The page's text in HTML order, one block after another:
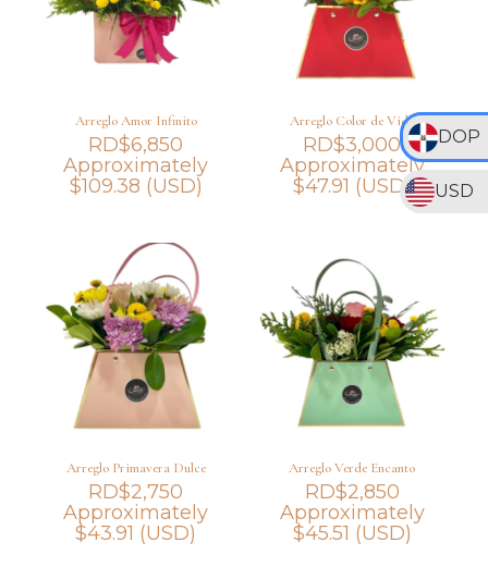
DOP
USD
Arreglo Amor Infinito
RD$6,850
Approximately
$109.38 (USD)
Arreglo Color de Vida
RD$3,000
Approximately
$47.91 (USD)
Arreglo Primavera Dulce
RD$2,750
Approximately
$43.91 (USD)
Arreglo Verde Encanto
RD$2,850
Approximately
$45.51 (USD)